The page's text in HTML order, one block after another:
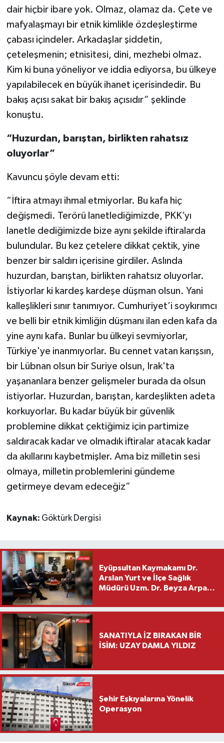
dair hiçbir ibare yok. Olmaz, olamaz da. Çete ve
mafyalaşmayı bir etnik kimlikle özdeşleştirme
çabası içindeler. Arkadaşlar şiddetin,
çeteleşmenin; etnisitesi, dini, mezhebi olmaz.
Kim ki buna yöneliyor ve iddia ediyorsa, bu ülkeye
yapılabilecek en büyük ihanet içerisindedir. Bu
bakış açısı sakat bir bakış açısıdır” şeklinde
konuştu.
“Huzurdan, barıştan, birlikten rahatsız
oluyorlar”
Kavuncu şöyle devam etti:
“İftira atmayı ihmal etmiyorlar. Bu kafa hiç
değişmedi. Terörü lanetlediğimizde, PKK’yı
lanetle dediğimizde bize aynı şekilde iftiralarda
bulundular. Bu kez çetelere dikkat çektik, yine
benzer bir saldırı içerisine girdiler. Aslında
huzurdan, barıştan, birlikten rahatsız oluyorlar.
İstiyorlar ki kardeş kardeşe düşman olsun. Yani
kalleşlikleri sınır tanımıyor. Cumhuriyet’i soykırımcı
ve belli bir etnik kimliğin düşmanı ilan eden kafa da
yine aynı kafa. Bunlar bu ülkeyi sevmiyorlar,
Türkiye'ye inanmıyorlar. Bu cennet vatan karışsın,
bir Lübnan olsun bir Suriye olsun, Irak'ta
yaşananlara benzer gelişmeler burada da olsun
istiyorlar. Huzurdan, barıştan, kardeşlikten adeta
korkuyorlar. Bu kadar büyük bir güvenlik
problemine dikkat çektiğimiz için partimize
saldıracak kadar ve olmadık iftiralar atacak kadar
da akıllarını kaybetmişler. Ama biz milletin sesi
olmaya, milletin problemlerini gündeme
getirmeye devam edeceğiz”
Kaynak: Göktürk Dergisi
Eyüpsultan Kaymakamı Dr.
Arslan Yurt ve İlçe Sağlık
Müdürü Uzm. Dr. Beyza Arpacı
Ziyareti
SANATIYLA İZ BIRAKAN BİR
İSİM: UZAY DAMLA YILDIZ
Şehir Eşkıyalarına Yönelik
Operasyon